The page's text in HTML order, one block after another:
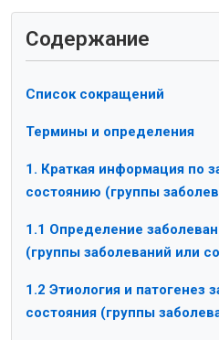
Содержание
Список сокращений
Термины и определения
1. Краткая информация по
состоянию (группы
1.1 Определение
(группы заболеваний или
1.2 Этиология и патогенез
состояния (группы